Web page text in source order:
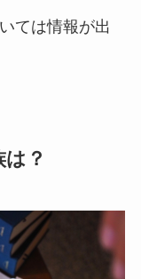
ては情報が出
は？